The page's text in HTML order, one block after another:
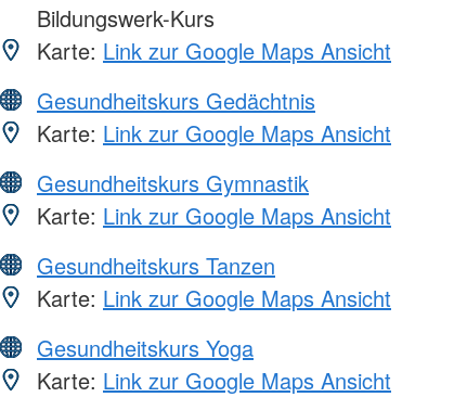
Bildungswerk-Kurs
Karte: Link zur Google Maps Ansicht
Gesundheitskurs Gedächtnis
Karte: Link zur Google Maps Ansicht
Gesundheitskurs Gymnastik
Karte: Link zur Google Maps Ansicht
Gesundheitskurs Tanzen
Karte: Link zur Google Maps Ansicht
Gesundheitskurs Yoga
Karte: Link zur Google Maps Ansicht